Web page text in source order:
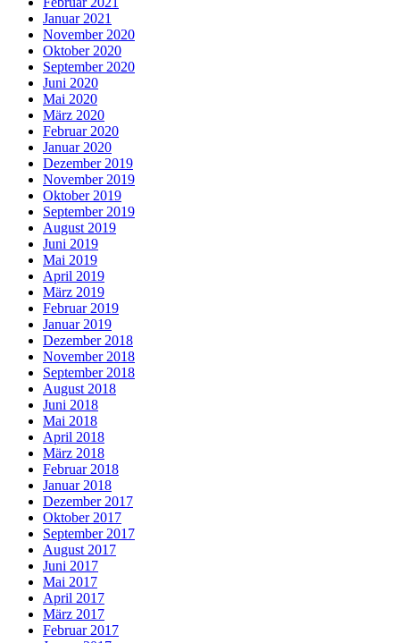
Januar 2021
November 2020
Oktober 2020
September 2020
Juni 2020
Mai 2020
März 2020
Februar 2020
Januar 2020
Dezember 2019
November 2019
Oktober 2019
September 2019
August 2019
Juni 2019
Mai 2019
April 2019
März 2019
Februar 2019
Januar 2019
Dezember 2018
November 2018
September 2018
August 2018
Juni 2018
Mai 2018
April 2018
März 2018
Februar 2018
Januar 2018
Dezember 2017
Oktober 2017
September 2017
August 2017
Juni 2017
Mai 2017
April 2017
März 2017
Februar 2017